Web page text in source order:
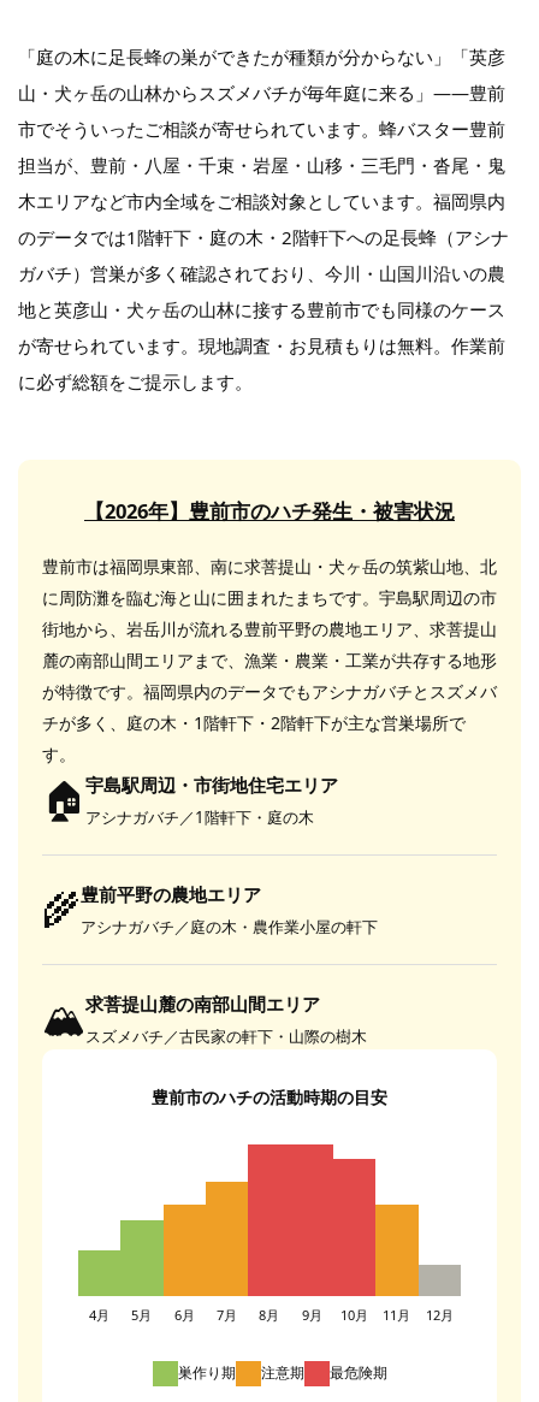
「庭の木に足長蜂の巣ができたが種類が分からない」「英彦
山・犬ヶ岳の山林からスズメバチが毎年庭に来る」——豊前
市でそういったご相談が寄せられています。蜂バスター豊前
担当が、豊前・八屋・千束・岩屋・山移・三毛門・沓尾・鬼
木エリアなど市内全域をご相談対象としています。福岡県内
のデータでは1階軒下・庭の木・2階軒下への足長蜂（アシナ
ガバチ）営巣が多く確認されており、今川・山国川沿いの農
地と英彦山・犬ヶ岳の山林に接する豊前市でも同様のケース
が寄せられています。現地調査・お見積もりは無料。作業前
に必ず総額をご提示します。
【2026年】豊前市のハチ発生・被害状況
豊前市は福岡県東部、南に求菩提山・犬ヶ岳の筑紫山地、北
に周防灘を臨む海と山に囲まれたまちです。宇島駅周辺の市
街地から、岩岳川が流れる豊前平野の農地エリア、求菩提山
麓の南部山間エリアまで、漁業・農業・工業が共存する地形
が特徴です。福岡県内のデータでもアシナガバチとスズメバ
チが多く、庭の木・1階軒下・2階軒下が主な営巣場所で
す。
🏠 宇島駅周辺・市街地住宅エリア
アシナガバチ／1階軒下・庭の木
🌾豊前平野の農地エリア
アシナガバチ／庭の木・農作業小屋の軒下
🏔求菩提山麓の南部山間エリア
スズメバチ／古民家の軒下・山際の樹木
豊前市のハチの活動時期の目安
4月 5月 6月 7月 8月 9月 10月 11月 12月
巣作り期 注意期 最危険期